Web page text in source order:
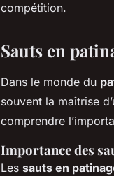
compétition.
Sauts en
Dans le monde du
souvent la maîtrise
comprendre
Importance des
Les sauts en